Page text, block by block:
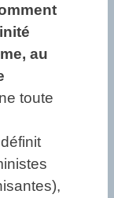
au
toute